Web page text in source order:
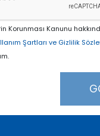
Korunması Kanunu
Şartları ve Gizlilik